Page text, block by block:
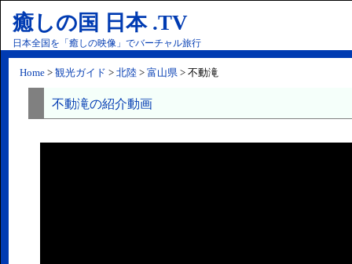
癒しの国 日本 .TV
日本全国を「癒しの映像」でバーチャル旅行
Home > 観光ガイド > 北陸 > 富山県 > 不動滝
不動滝の紹介動画